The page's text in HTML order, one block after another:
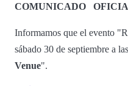
COMUNICADO
Informamos que el evento
sábado 30 de septiembre a
Venue".